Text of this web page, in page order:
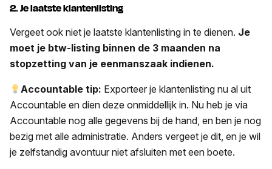
2. Je laatste klantenlisting
Vergeet ook niet je laatste klantenlisting in te dienen. Je
moet je btw-listing binnen de 3 maanden na
stopzetting van je eenmanszaak indienen.
Accountable tip: Exporteer je klantenlisting nu al uit
Accountable en dien deze onmiddellijk in. Nu heb je via
Accountable nog alle gegevens bij de hand, en ben je nog
bezig met alle administratie. Anders vergeet je dit, en je wil
je zelfstandig avontuur niet afsluiten met een boete.